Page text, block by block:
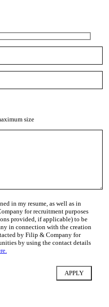
size
in my resume, as well as in
for recruitment purposes
provided, if applicable) to be
in connection with the creation
by Filip & Company for
by using the contact details